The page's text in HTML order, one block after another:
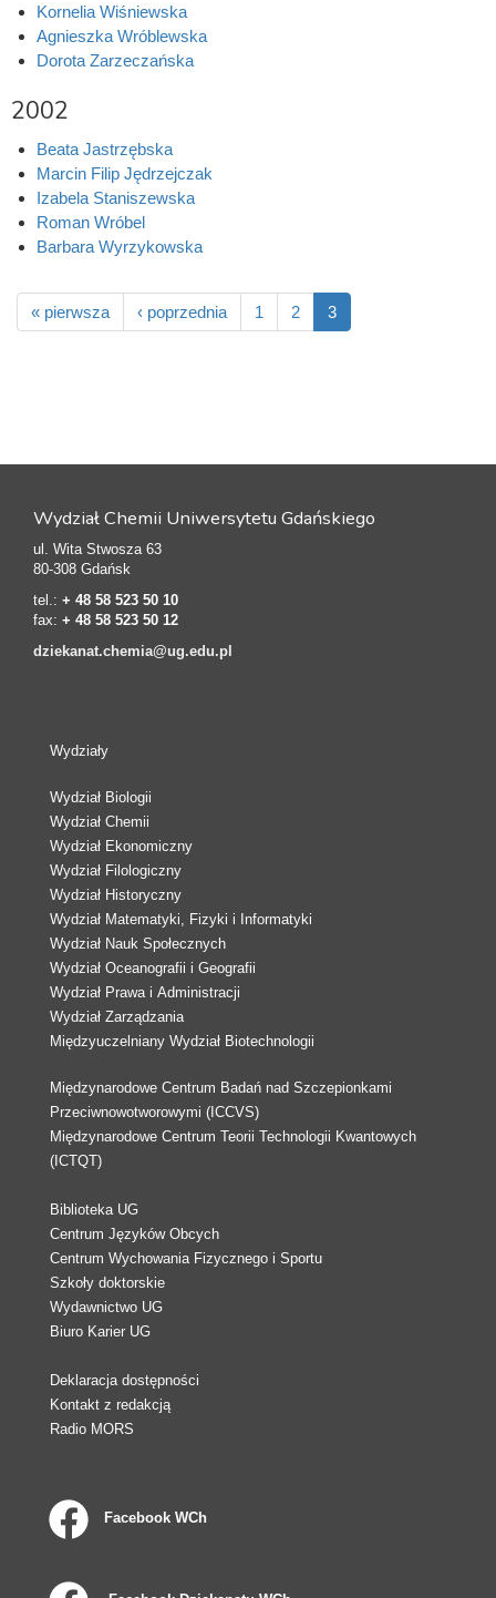
Kornelia Wiśniewska
Agnieszka Wróblewska
Dorota Zarzeczańska
2002
Beata Jastrzębska
Marcin Filip Jędrzejczak
Izabela Staniszewska
Roman Wróbel
Barbara Wyrzykowska
« pierwsza ‹ poprzednia 1 2 3
Wydział Chemii Uniwersytetu Gdańskiego
ul. Wita Stwosza 63
80-308 Gdańsk
tel.: + 48 58 523 50 10
fax: + 48 58 523 50 12
dziekanat.chemia@ug.edu.pl
Wydziały
Wydział Biologii
Wydział Chemii
Wydział Ekonomiczny
Wydział Filologiczny
Wydział Historyczny
Wydział Matematyki, Fizyki i Informatyki
Wydział Nauk Społecznych
Wydział Oceanografii i Geografii
Wydział Prawa i Administracji
Wydział Zarządzania
Międzyuczelniany Wydział Biotechnologii
Międzynarodowe Centrum Badań nad Szczepionkami
Przeciwnowotworowymi (ICCVS)
Międzynarodowe Centrum Teorii Technologii Kwantowych
(ICTQT)
Biblioteka UG
Centrum Języków Obcych
Centrum Wychowania Fizycznego i Sportu
Szkoły doktorskie
Wydawnictwo UG
Biuro Karier UG
Deklaracja dostępności
Kontakt z redakcją
Radio MORS
Facebook WCh